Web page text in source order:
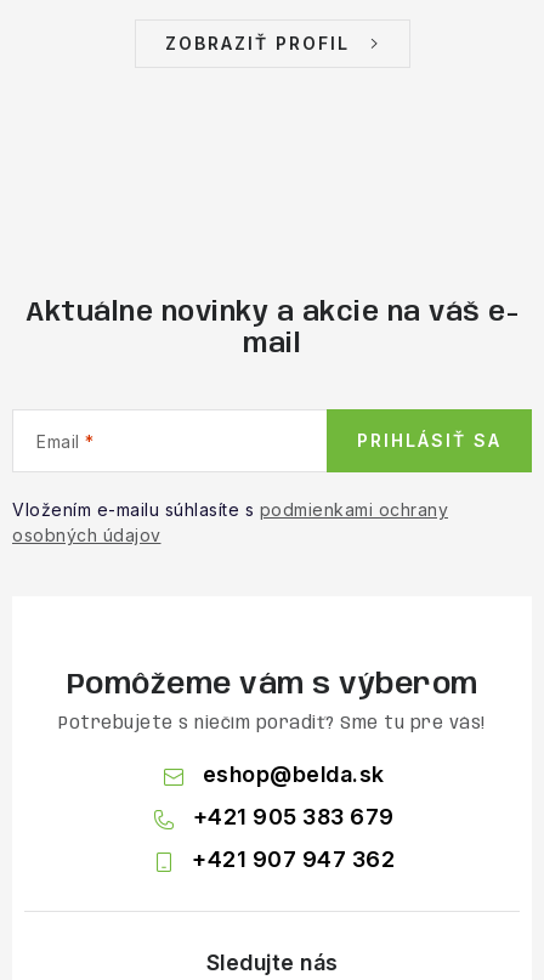
ZOBRAZIŤ PROFIL
Aktuálne novinky a akcie na váš e-
mail
Email
Vložením e-mailu súhlasíte s podmienkami ochrany
osobných údajov
PRIHLÁSIŤ SA
Pomôžeme vám s výberom
Potrebujete s niečím poradiť? Sme tu pre vás!
eshop@belda.sk
+421 905 383 679
+421 907 947 362